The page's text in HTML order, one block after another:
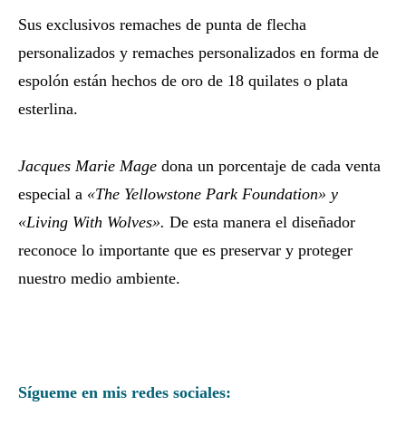
Sus exclusivos remaches de punta de flecha
personalizados y remaches personalizados en forma de
espolón están hechos de oro de 18 quilates o plata
esterlina.
Jacques Marie Mage dona un porcentaje de cada venta
especial a «The Yellowstone Park Foundation» y
«Living With Wolves». De esta manera el diseñador
reconoce lo importante que es preservar y proteger
nuestro medio ambiente.
Sígueme en mis redes sociales: